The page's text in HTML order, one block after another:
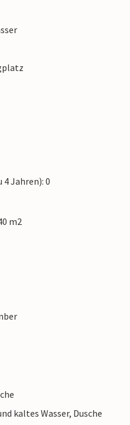
Jahren): 0
m2
kaltes Wasser, Dusche